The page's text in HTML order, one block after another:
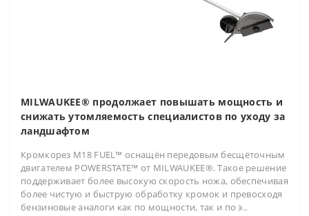
MILWAUKEE® продолжает повышать мощность и
снижать утомляемость специалистов по уходу за
ландшафтом
Кромкорез M18 FUEL™ оснащён передовым бесщёточным
двигателем POWERSTATE™ от MILWAUKEE®. Такое решение
поддерживает более высокую скорость ножа, обеспечивая
более чистую и быструю обработку кромок и превосходя
бензиновые аналоги как по мощности, так и по э..